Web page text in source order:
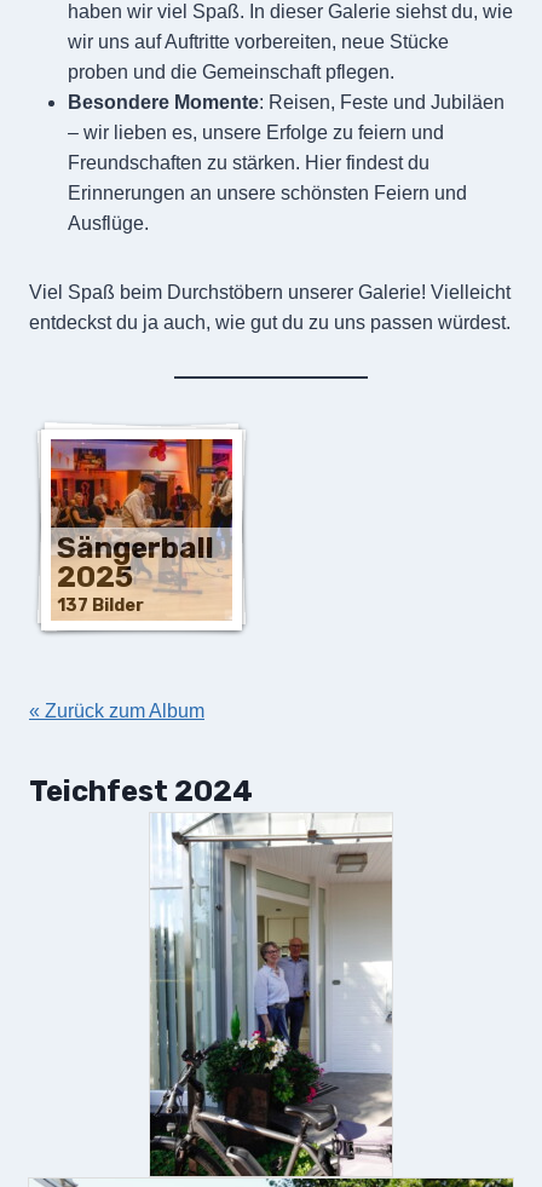
haben wir viel Spaß. In dieser Galerie siehst du, wie
wir uns auf Auftritte vorbereiten, neue Stücke
proben und die Gemeinschaft pflegen.
Besondere Momente: Reisen, Feste und Jubiläen
– wir lieben es, unsere Erfolge zu feiern und
Freundschaften zu stärken. Hier findest du
Erinnerungen an unsere schönsten Feiern und
Ausflüge.
Viel Spaß beim Durchstöbern unserer Galerie! Vielleicht
entdeckst du ja auch, wie gut du zu uns passen würdest.
Sängerball
2025
137 Bilder
« Zurück zum Album
Teichfest 2024